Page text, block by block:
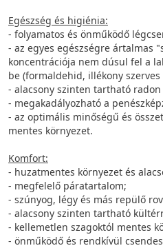
Egészség és higiénia:
- folyamatos és önműködő
- az egyes egészségre ártalmas
koncentrációja nem dúsul fel a
be (formaldehid, illékony
- alacsony szinten tartható
- megakadályozható a
- az optimális minőségű és
mentes környezet.
Komfort:
- huzatmentes környezet és
- megfelelő páratartalom;
- szúnyog, légy és más repülő
- alacsony szinten tartható
- kellemetlen szagoktól mentes
- önműködő és rendkívül